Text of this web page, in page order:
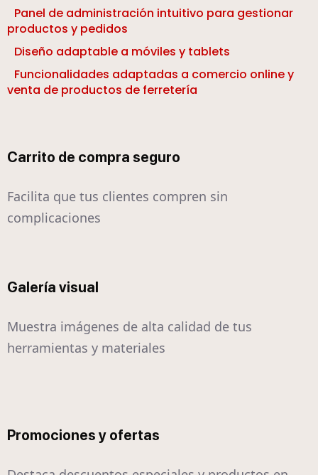
Panel de administración intuitivo para gestionar
productos y pedidos
Diseño adaptable a móviles y tablets
Funcionalidades adaptadas a comercio online y
venta de productos de ferretería
Carrito de compra seguro
Facilita que tus clientes compren sin
complicaciones
Galería visual
Muestra imágenes de alta calidad de tus
herramientas y materiales
Promociones y ofertas